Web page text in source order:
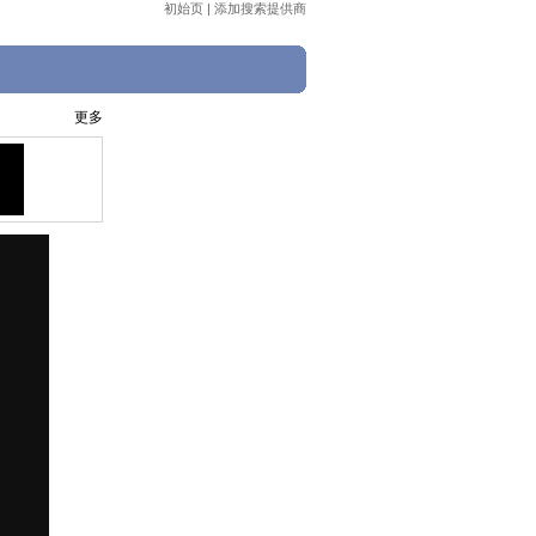
初始页 | 添加搜索提供商
更多